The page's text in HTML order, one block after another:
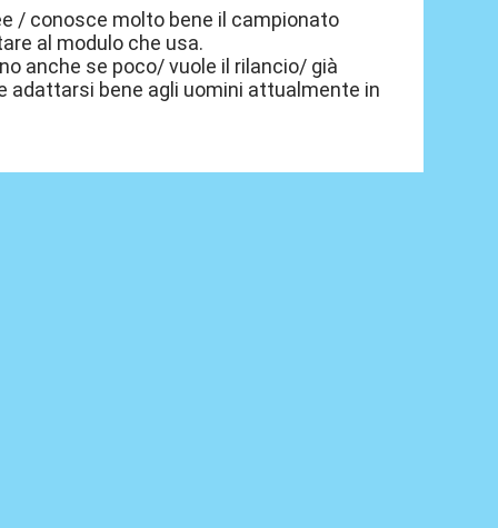
/ conosce molto bene il campionato
al modulo che usa.
anche se poco/ vuole il rilancio/ già
adattarsi bene agli uomini attualmente in